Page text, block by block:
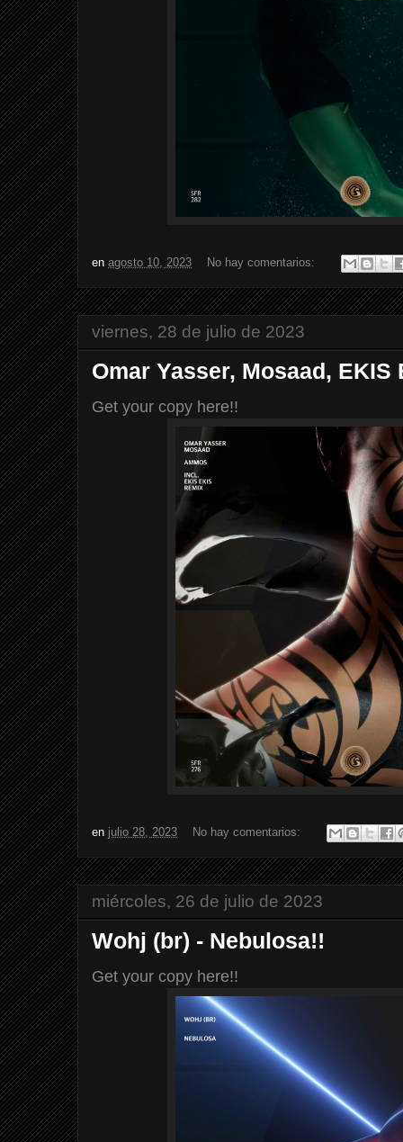
en agosto 10, 2023 No hay comentarios:
viernes, 28 de julio de 2023
Omar Yasser, Mosaad, EKIS
Get your copy here!!
en julio 28, 2023 No hay comentarios:
miércoles, 26 de julio de 2023
Wohj (br) - Nebulosa!!
Get your copy here!!